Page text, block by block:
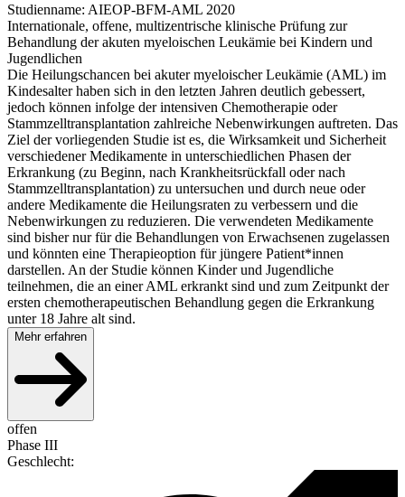
Studienname: AIEOP-BFM-AML 2020
Internationale, offene, multizentrische klinische Prüfung zur
Behandlung der akuten myeloischen Leukämie bei Kindern und
Jugendlichen
Die Heilungschancen bei akuter myeloischer Leukämie (AML) im
Kindesalter haben sich in den letzten Jahren deutlich gebessert,
jedoch können infolge der intensiven Chemotherapie oder
Stammzelltransplantation zahlreiche Nebenwirkungen auftreten. Das
Ziel der vorliegenden Studie ist es, die Wirksamkeit und Sicherheit
verschiedener Medikamente in unterschiedlichen Phasen der
Erkrankung (zu Beginn, nach Krankheitsrückfall oder nach
Stammzelltransplantation) zu untersuchen und durch neue oder
andere Medikamente die Heilungsraten zu verbessern und die
Nebenwirkungen zu reduzieren. Die verwendeten Medikamente
sind bisher nur für die Behandlungen von Erwachsenen zugelassen
und könnten eine Therapieoption für jüngere Patient*innen
darstellen. An der Studie können Kinder und Jugendliche
teilnehmen, die an einer AML erkrankt sind und zum Zeitpunkt der
ersten chemotherapeutischen Behandlung gegen die Erkrankung
unter 18 Jahre alt sind.
Mehr erfahren
offen
Phase III
Geschlecht: